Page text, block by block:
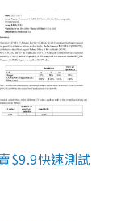
$9.9快速測試